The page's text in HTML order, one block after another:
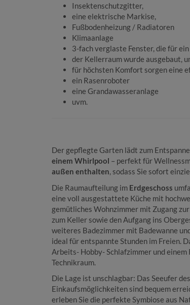
Insektenschutzgitter,
eine elektrische Markise,
Fußbodenheizung / Radiatoren
Klimaanlage
3-fach verglaste Fenster, die für
der Kellerraum wurde ausgebaut,
für höchsten Komfort sorgen eine
ein Rasenroboter
eine Grandawasseranlage
uvm.
Der gepflegte Garten lädt zum
einem Whirlpool – perfekt für
außen enthalten, sodass Sie sofort
Die Raumaufteilung im Erdgeschoss
eine voll ausgestattete Küche mit
gemütliches Wohnzimmer mit Zugang
zum Keller sowie den Aufgang ins
weiteres Badezimmer mit Badewanne
ideal für entspannte Stunden im Freien.
Arbeits- Hobby- Schlafzimmer und
Technikraum.
Die Lage ist unschlagbar: Das Seeufer
Einkaufsmöglichkeiten sind bequem
erleben Sie die perfekte Symbiose aus